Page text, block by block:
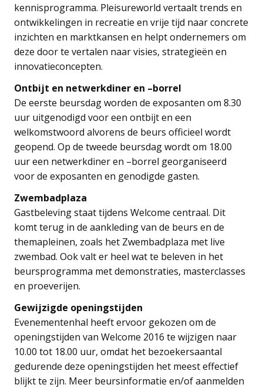
kennisprogramma. Pleisureworld vertaalt trends en
ontwikkelingen in recreatie en vrije tijd naar concrete
inzichten en marktkansen en helpt ondernemers om
deze door te vertalen naar visies, strategieën en
innovatieconcepten.
Ontbijt en netwerkdiner en –borrel
De eerste beursdag worden de exposanten om 8.30
uur uitgenodigd voor een ontbijt en een
welkomstwoord alvorens de beurs officieel wordt
geopend. Op de tweede beursdag wordt om 18.00
uur een netwerkdiner en –borrel georganiseerd
voor de exposanten en genodigde gasten.
Zwembadplaza
Gastbeleving staat tijdens Welcome centraal. Dit
komt terug in de aankleding van de beurs en de
themapleinen, zoals het Zwembadplaza met live
zwembad. Ook valt er heel wat te beleven in het
beursprogramma met demonstraties, masterclasses
en proeverijen.
Gewijzigde openingstijden
Evenementenhal heeft ervoor gekozen om de
openingstijden van Welcome 2016 te wijzigen naar
10.00 tot 18.00 uur, omdat het bezoekersaantal
gedurende deze openingstijden het meest effectief
blijkt te zijn. Meer beursinformatie en/of aanmelden